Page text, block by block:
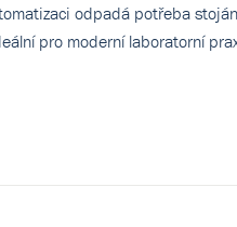
odpadá potřeba
pro moderní laboratorní